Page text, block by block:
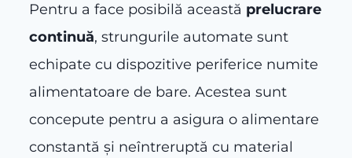
Pentru a face posibilă această prelucrare
continuă, strungurile automate sunt
echipate cu dispozitive periferice numite
alimentatoare de bare. Acestea sunt
concepute pentru a asigura o alimentare
constantă și neîntreruptă cu material